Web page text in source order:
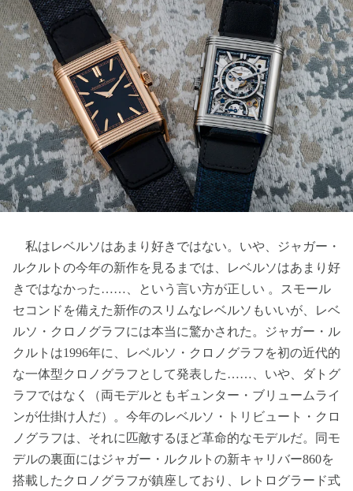
私はレベルソはあまり好きではない。いや、ジャガー・
ルクルトの今年の新作を見るまでは、レベルソはあまり好
きではなかった……、という言い方が正しい 。スモール
セコンドを備えた新作のスリムなレベルソもいいが、レベ
ルソ・クロノグラフには本当に驚かされた。ジャガー・ル
クルトは1996年に、レベルソ・クロノグラフを初の近代的
な一体型クロノグラフとして発表した……、いや、ダトグ
ラフではなく（両モデルともギュンター・ブリュームライ
ンが仕掛け人だ）。今年のレベルソ・トリビュート・クロ
ノグラフは、それに匹敵するほど革命的なモデルだ。同モ
デルの裏面にはジャガー・ルクルトの新キャリバー860を
搭載したクロノグラフが鎮座しており、レトログラード式